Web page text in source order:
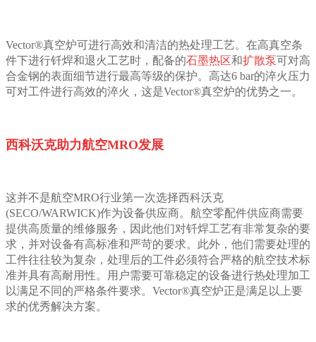
Vector®真空炉可进行高效和清洁的热处理工艺。在高真空条
件下进行钎焊和退火工艺时，配备的石墨热区和扩散泵可对高
合金钢的表面细节进行最高等级的保护。高达6 bar的淬火压力
可对工件进行高效的淬火，这是Vector®真空炉的优势之一。
西科沃克助力航空MRO发展
这并不是航空MRO行业第一次选择西科沃克
(SECO/WARWICK)作为设备供应商。航空零配件供应商需要
提供高质量的维修服务，因此他们对钎焊工艺有非常复杂的要
求，并对设备有高标准和严苛的要求。此外，他们需要处理的
工件往往较为复杂，处理后的工件必须符合严格的航空技术标
准并具有高耐用性。用户需要可靠稳定的设备进行热处理加工
以满足不同的严格条件要求。Vector®真空炉正是满足以上要
求的优秀解决方案。